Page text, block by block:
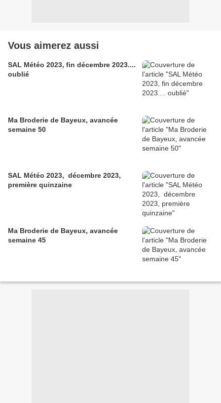
Vous aimerez aussi
SAL Météo 2023, fin décembre 2023....
oublié
Ma Broderie de Bayeux, avancée
semaine 50
SAL Météo 2023, décembre 2023,
première quinzaine
Ma Broderie de Bayeux, avancée
semaine 45